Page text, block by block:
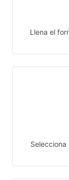
Llena el